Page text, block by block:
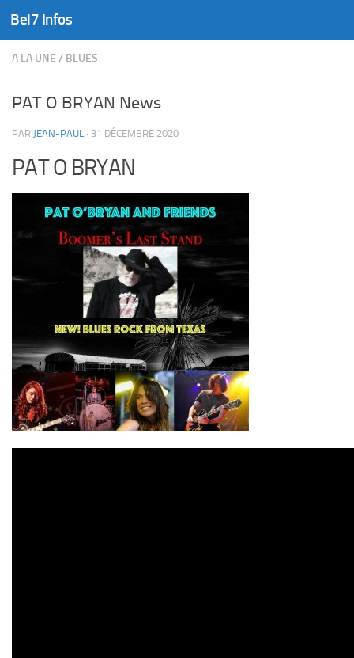
Skip to content
Bel7 Infos
A LA UNE / BLUES
PAT O BRYAN News
PAR JEAN-PAUL · 31 DÉCEMBRE 2020
PAT O BRYAN